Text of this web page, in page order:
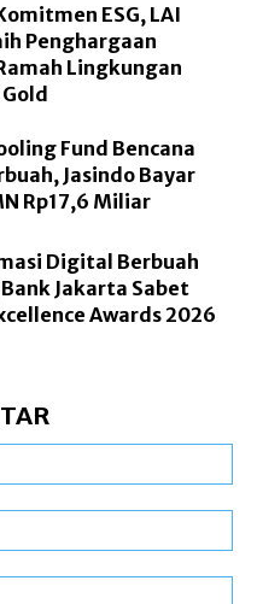
ESG, LAI
Penghargaan
Lingkungan
Fund Bencana
Jasindo Bayar
Rp17,6 Miliar
Digital Berbuah
Jakarta Sabet
Awards 2026